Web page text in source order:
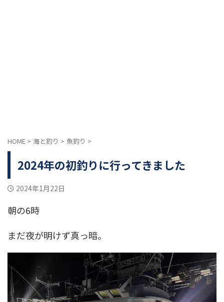
HOME > 海と釣り > 魚釣り >
2024年の初釣りに行ってきました
2024年1月22日
朝の6時
まだ夜が明けず真っ暗。